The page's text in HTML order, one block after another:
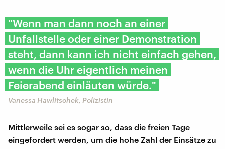
"Wenn man dann noch an einer
Unfallstelle oder einer Demonstration
steht, dann kann ich nicht einfach gehen,
wenn die Uhr eigentlich meinen
Feierabend einläuten würde."
Vanessa Hawlitschek, Polizistin
Mittlerweile sei es sogar so, dass die freien Tage
eingefordert werden, um die hohe Zahl der Einsätze zu